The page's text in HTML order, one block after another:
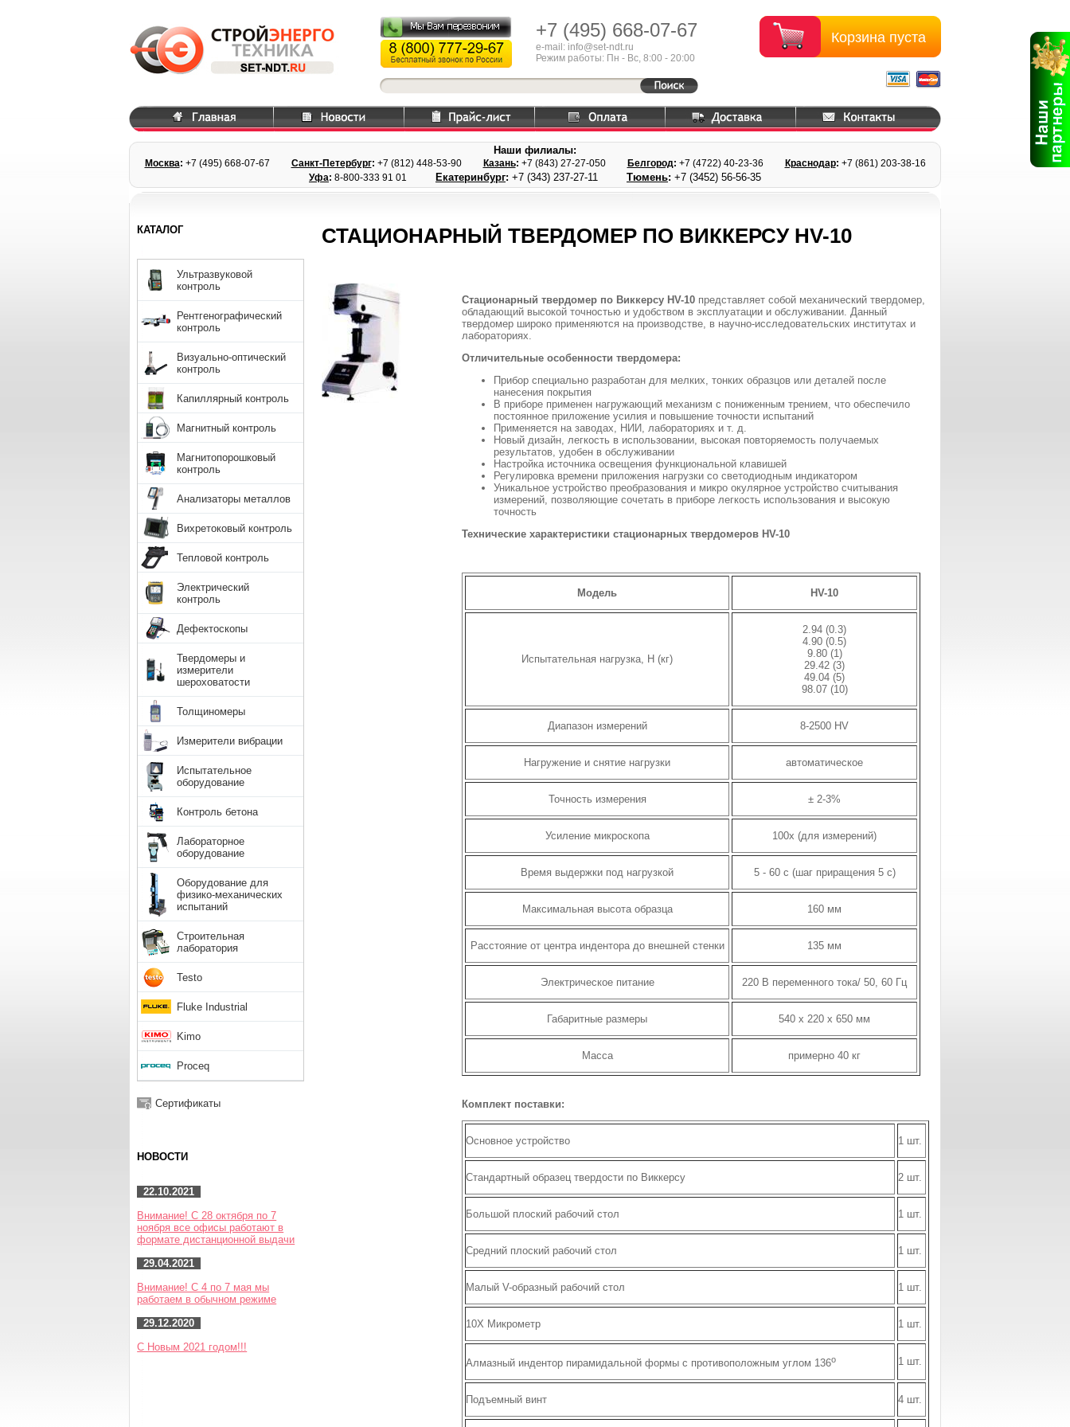
Корзина пуста
+7 (495) 668-07-67
e-mail: info@set-ndt.ru
Режим работы: Пн - Вс, 8:00 - 20:00
Наши филиалы:
Москва: +7 (495) 668-07-67 Санкт-Петербург: +7 (812) 448-53-90 Казань: +7 (843) 27-27-050 Белгород: +7 (4722) 40-23-36 Краснодар: +7 (861) 203-38-16
Уфа: 8-800-333 91 01 Екатеринбург: +7 (343) 237-27-11 Тюмень: +7 (3452) 56-56-35
СТАЦИОНАРНЫЙ ТВЕРДОМЕР ПО ВИККЕРСУ HV-10
Стационарный твердомер по Виккерсу HV-10 представляет собой механический твердомер,
обладающий высокой точностью и удобством в эксплуатации и обслуживании. Данный
твердомер широко применяются на производстве, в научно-исследовательских институтах и
лабораториях.
Отличительные особенности твердомера:
Прибор специально разработан для мелких, тонких образцов или деталей после
нанесения покрытия
В приборе применен нагружающий механизм с пониженным трением, что обеспечило
постоянное приложение усилия и повышение точности испытаний
Применяется на заводах, НИИ, лабораториях и т. д.
Новый дизайн, легкость в использовании, высокая повторяемость получаемых
результатов, удобен в обслуживании
Настройка источника освещения функциональной клавишей
Регулировка времени приложения нагрузки со светодиодным индикатором
Уникальное устройство преобразования и микро окулярное устройство считывания
измерений, позволяющие сочетать в приборе легкость использования и высокую
точность
Технические характеристики стационарных твердомеров HV-10
Модель HV-10
Испытательная нагрузка, Н (кг)
2.94 (0.3)
4.90 (0.5)
9.80 (1)
29.42 (3)
49.04 (5)
98.07 (10)
Диапазон измерений 8-2500 HV
Нагружение и снятие нагрузки автоматическое
Точность измерения ± 2-3%
Усиление микроскопа 100x (для измерений)
Время выдержки под нагрузкой 5 - 60 с (шаг приращения 5 с)
Максимальная высота образца 160 мм
Расстояние от центра индентора до внешней стенки 135 мм
Электрическое питание 220 В переменного тока/ 50, 60 Гц
Габаритные размеры 540 x 220 x 650 мм
Масса примерно 40 кг
Комплект поставки:
Основное устройство 1 шт.
Стандартный образец твердости по Виккерсу 2 шт.
Большой плоский рабочий стол 1 шт.
Средний плоский рабочий стол 1 шт.
Малый V-образный рабочий стол 1 шт.
10Х Микрометр 1 шт.
Алмазный индентор пирамидальной формы с противоположным углом 136o 1 шт.
Подъемный винт 4 шт.
КАТАЛОГ
Ультразвуковой
контроль
Рентгенографический
контроль
Визуально-оптический
контроль
Капиллярный контроль
Магнитный контроль
Магнитопорошковый
контроль
Анализаторы металлов
Вихретоковый контроль
Тепловой контроль
Электрический
контроль
Дефектоскопы
Твердомеры и
измерители
шероховатости
Толщиномеры
Измерители вибрации
Испытательное
оборудование
Контроль бетона
Лабораторное
оборудование
Оборудование для
физико-механических
испытаний
Строительная
лаборатория
Testo
Fluke Industrial
Kimo
Proceq
Сертификаты
НОВОСТИ
22.10.2021
Внимание! С 28 октября по 7
ноября все офисы работают в
формате дистанционной выдачи
29.04.2021
Внимание! С 4 по 7 мая мы
работаем в обычном режиме
29.12.2020
С Новым 2021 годом!!!